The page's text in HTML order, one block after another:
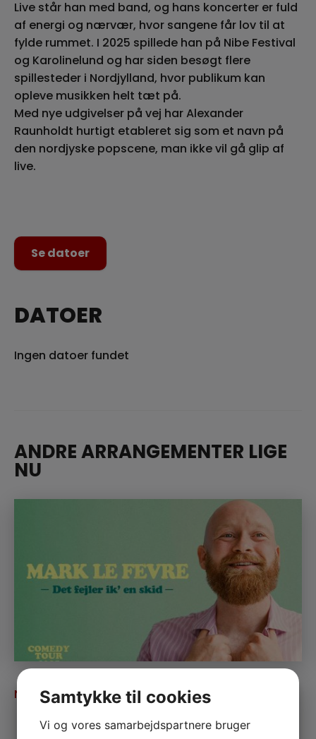
Live står han med band, og hans koncerter er fuld
af energi og nærvær, hvor sangene får lov til at
fylde rummet. I 2025 spillede han på Nibe Festival
og Karolinelund og har siden besøgt flere
spillesteder i Nordjylland, hvor publikum kan
opleve musikken helt tæt på.
Med nye udgivelser på vej har Alexander
Raunholdt hurtigt etableret sig som et navn på
den nordjyske popscene, man ikke vil gå glip af
live.
Se datoer
DATOER
Ingen datoer fundet
ANDRE ARRANGEMENTER LIGE
NU
NOV MARK LE FÊVRE
Ledige billetter
Samtykke til cookies
Vi og vores samarbejdspartnere bruger